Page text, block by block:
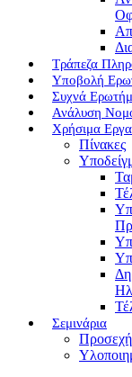
Τράπεζα
Υποβολή
Συχνά
Ανάλυση
Χρήσιμα
Πίνακες
Σεμινάρια